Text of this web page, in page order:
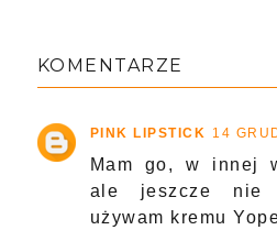
KOMENTARZE
PINK LIPSTICK 14
Mam go, w innej
ale jeszcze nie
używam kremu